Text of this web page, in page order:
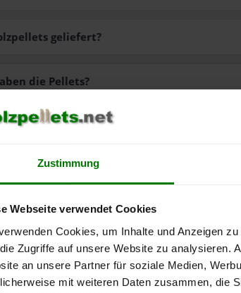
Zustimmung
Webseite verwendet Cookies
Cookies, um Inhalte und Anzeigen
Zugriffe auf unsere Website zu analysieren.
an unsere Partner für soziale Medien,
mit weiteren Daten zusammen, die
geliefert?
gibt es?
die Pellets?
der Pellets?